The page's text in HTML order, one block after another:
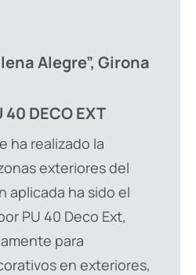
Alegre”, Girona
DECO EXT
ha realizado la
exteriores del
aplicada ha sido el
PU 40 Deco Ext,
para
en exteriores,